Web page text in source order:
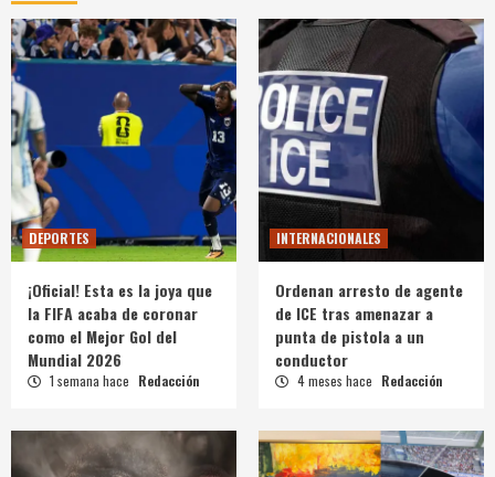
DEPORTES
¡Oficial! Esta es la joya que
la FIFA acaba de coronar
como el Mejor Gol del
Mundial 2026
1 semana hace Redacción
INTERNACIONALES
Ordenan arresto de agente
de ICE tras amenazar a
punta de pistola a un
conductor
4 meses hace Redacción